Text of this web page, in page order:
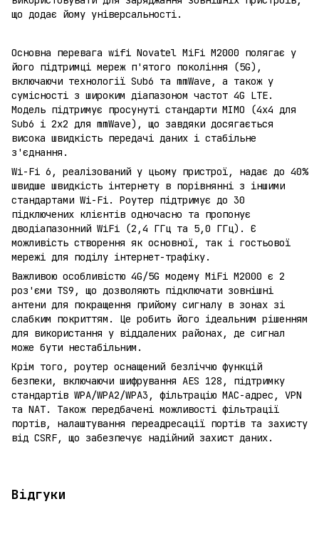
що додає йому універсальності.
Основна перевага wifi Novatel MiFi M2000 полягає у
його підтримці мереж п'ятого покоління (5G),
включаючи технології Sub6 та mmWave, а також у
сумісності з широким діапазоном частот 4G LTE.
Модель підтримує просунуті стандарти MIMO (4x4 для
Sub6 і 2x2 для mmWave), що завдяки досягається
висока швидкість передачі даних і стабільне
з'єднання.
Wi-Fi 6, реалізований у цьому пристрої, надає до 40%
швидше швидкість інтернету в порівнянні з іншими
стандартами Wi-Fi. Роутер підтримує до 30
підключених клієнтів одночасно та пропонує
дводіапазонний WiFi (2,4 ГГц та 5,0 ГГц). Є
можливість створення як основної, так і гостьової
мережі для поділу інтернет-трафіку.
Важливою особливістю 4G/5G модему MiFi M2000 є 2
роз'єми TS9, що дозволяють підключати зовнішні
антени для покращення прийому сигналу в зонах зі
слабким покриттям. Це робить його ідеальним рішенням
для використання у віддалених районах, де сигнал
може бути нестабільним.
Крім того, роутер оснащений безліччю функцій
безпеки, включаючи шифрування AES 128, підтримку
стандартів WPA/WPA2/WPA3, фільтрацію MAC-адрес, VPN
та NAT. Також передбачені можливості фільтрації
портів, налаштування переадресації портів та захисту
від CSRF, що забезпечує надійний захист даних.
Відгуки